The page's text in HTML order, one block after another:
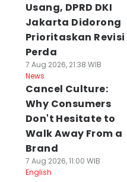
Usang, DPRD DKI
Jakarta Didorong
Prioritaskan Revisi
Perda
7 Aug 2026, 21:38 WIB
News
Cancel Culture:
Why Consumers
Don't Hesitate to
Walk Away From a
Brand
7 Aug 2026, 11:00 WIB
English